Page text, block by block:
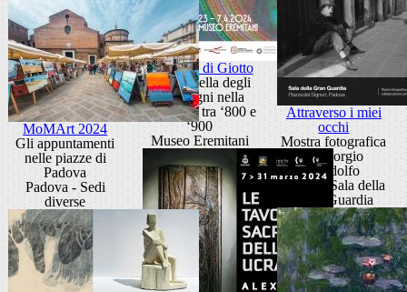
Lo scatto di Giotto
La Cappella degli
Scrovegni nella
fotografia tra ‘800 e
‘900
Museo Eremitani
Attraverso i miei
occhi
Mostra fotografica
di Giorgio
Pandolfo
Padova-Sala della
Gran Guardia
MoMArt 2024
Gli appuntamenti
nelle piazze di
Padova
Padova - Sedi
diverse